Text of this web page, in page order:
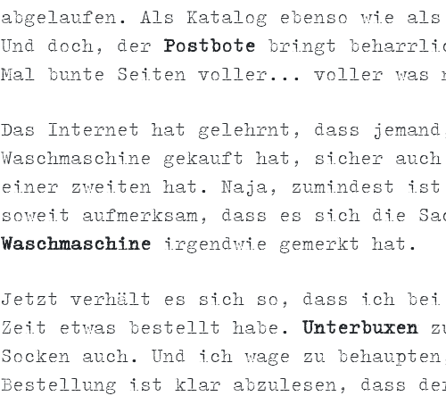
abgelaufen. Als Katalog ebenso wie
Und doch, der Postbote bringt
Mal bunte Seiten voller... voller was
Das Internet hat gelehrnt, dass
Waschmaschine gekauft hat, sicher
einer zweiten hat. Naja, zumindest
soweit aufmerksam, dass es sich die
Waschmaschine irgendwie gemerkt hat.
Jetzt verhält es sich so, dass ich bei
Zeit etwas bestellt habe.
Unterbuxen
Socken auch. Und ich wage zu
Bestellung ist klar abzulesen, dass